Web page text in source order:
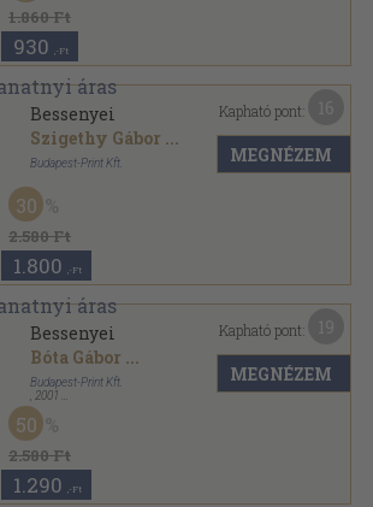
1.860 Ft
930 ,-Ft
Bessenyei
Szigethy Gábor ...
Budapest-Print Kft.
Fűzött kemény papírkötés
2.580 Ft
30
1.800 ,-Ft
Kapható pont:
MEGNÉZEM
Bessenyei
Bóta Gábor ...
Budapest-Print Kft.
2001
Fűzött kemény papírkötés
2.580 Ft
50
1.290 ,-Ft
Kapható pont:
MEGNÉZEM